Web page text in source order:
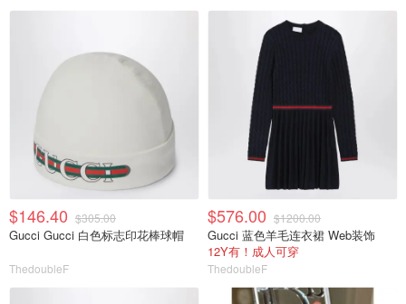
$146.40 $305.00
Gucci Gucci 白色标志印花棒球帽
ThedoubleF
$576.00 $1200.00
Gucci 蓝色羊毛连衣裙 Web装饰
12Y有！成人可穿
ThedoubleF